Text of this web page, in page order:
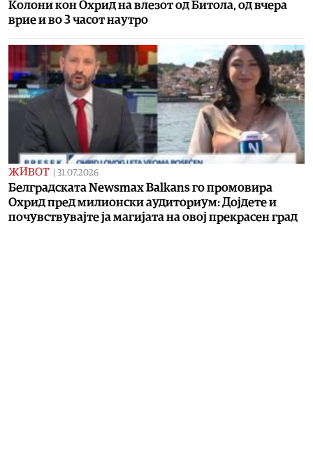
Колони кон Охрид на влезот од Битола, од вчера
врие и во 3 часот наутро
ЖИВОТ 31.07.2026
Белградската Newsmax Balkans го промовира
Охрид пред милионски аудиториум: Дојдете и
почувствувајте ја магијата на овој прекрасен град